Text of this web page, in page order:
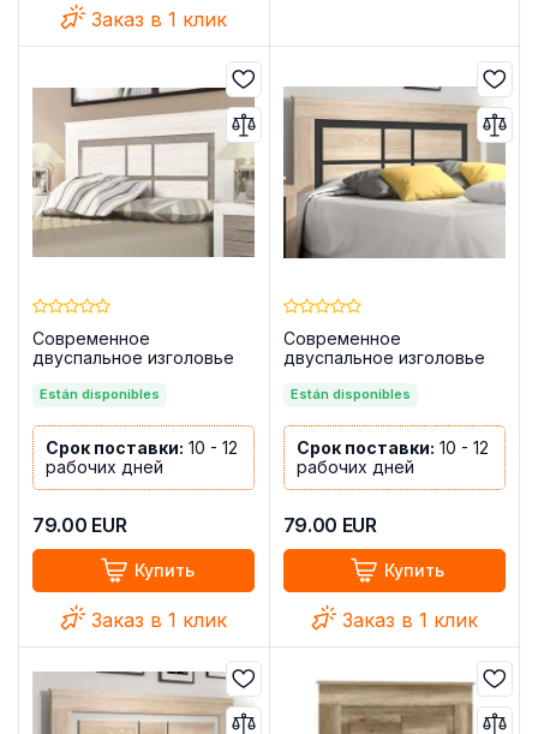
Заказ в 1 клик
Современное
двуспальное изголовье
сосна Андерсен — серый
Están disponibles
Срок поставки: 10 - 12
рабочих дней
79.00 EUR
Купить
Заказ в 1 клик
Современное
двуспальное изголовье
камбрия — графит
Están disponibles
Срок поставки: 10 - 12
рабочих дней
79.00 EUR
Купить
Заказ в 1 клик